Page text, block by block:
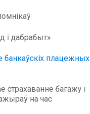
і дабрабыт»
банкаўскіх плацежных
страхаванне багажу і
на час